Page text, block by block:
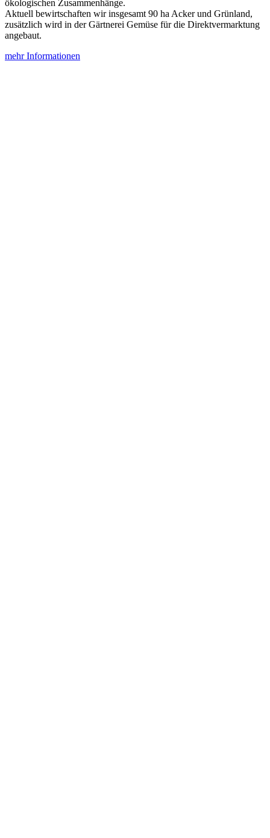
ökologischen Zusammenhänge.
Aktuell bewirtschaften wir insgesamt 90 ha Acker und Grünland,
zusätzlich wird in der Gärtnerei Gemüse für die Direktvermarktung
angebaut.
mehr Informationen